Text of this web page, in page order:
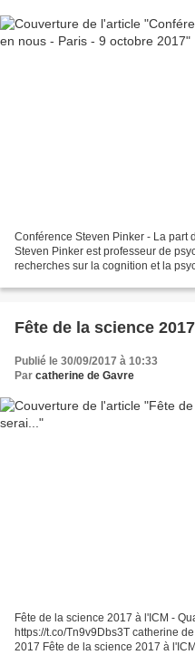
Conférence Steven Pinker - La part
Steven Pinker est professeur de
recherches sur la cognition et la
Fête de la science
Publié le 30/09/2017 à 10:33
Par catherine de Gavre
Fête de la science 2017 à l'ICM -
https://t.co/Tn9v9Dbs3T catherine
2017 Fête de la science 2017 à